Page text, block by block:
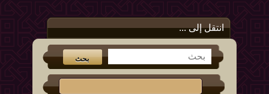
انتقل إلى ...